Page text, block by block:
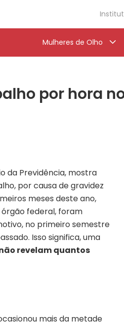
Mulheres de Olho
por hora
da Previdência, mostra
por causa de gravidez
meses deste ano,
federal, foram
no primeiro semestre
Isso significa, uma
revelam quantos
mais da metade